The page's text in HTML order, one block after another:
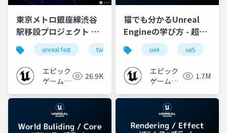
東京メトロ銀座線渋谷
駅移設プロジェクト ～
Twinmotionによる課
題解決策と今後の展望
～【UNREAL FEST
2023 TOKYO】
unreal fest twinmotion ue-aec unreal
エピック
ゲームズ
26.9K
猫でも分かるUnreal
Engineの学び方 - 超初
心者向け編 - 2023 v1.0
ue4 ue5
エピック
ゲームズ
1.7M